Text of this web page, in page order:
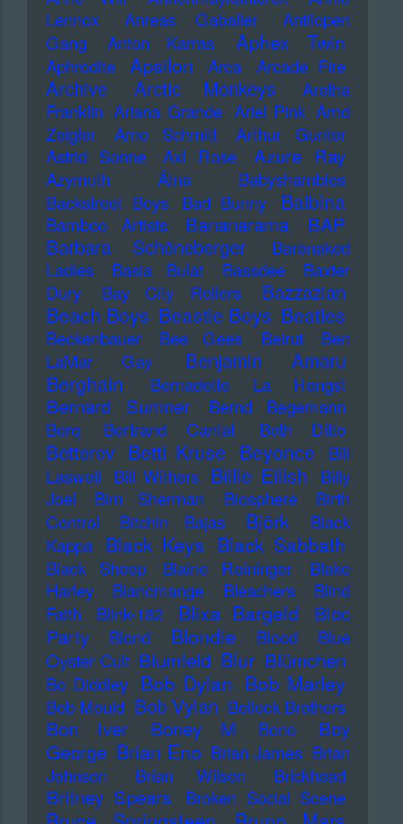
Lennox
Anreas Gabalier
Antilopen
Gang
Anton Karras Aphex Twin
Aphrodite Apsilon Arca Arcade Fire
Archive Arctic Monkeys
Aretha
Franklin Ariana Grande Ariel Pink Arnd
Zeigler
Arno Schmitt
Arthur Gunter
Astrid Sonne
Axl Rose Azure Ray
Azymuth Ätna
Babyshambles
Backstreet Boys
Bad Bunny Balbina
Bamboo Artists Bananarama
BAP
Barbara Schöneberger
Barenaked
Ladies
Basia Bulat Bassdee
Baxter
Dury
Bay City Rollers Bazzazian
Beach Boys Beastie Boys Beatles
Beckenbauer Bee Gees Beirut
Ben
LaMar Gay
Benjamin Amaru
Berghain Bernadette La Hengst
Bernard Sumner
Bernd Begemann
Berq
Bertrand Cantat Beth Ditto
Betterov Betti Kruse Beyonce
Bill
Laswell
Bill Withers Billie Eilish
Billy
Joel
Bim Sherman Biosphere
Birth
Control
Bitchin Bajas Björk
Black
Kappa Black Keys Black Sabbath
Black Sheep Blaine Reininger
Blake
Harley
Blancmange Bleachers
Blind
Faith
Blink-182 Blixa Bargeld
Bloc
Party
Blond Blondie Blood
Blue
Oyster Cult Blumfeld Blur Blümchen
Bo Diddley Bob Dylan Bob Marley
Bob Mould Bob Vylan Bollock Brothers
Bon Iver Boney M Bono
Boy
George Brian Eno Brian James Brian
Johnson
Brian Wilson Brickhead
Britney Spears Broken Social Scene